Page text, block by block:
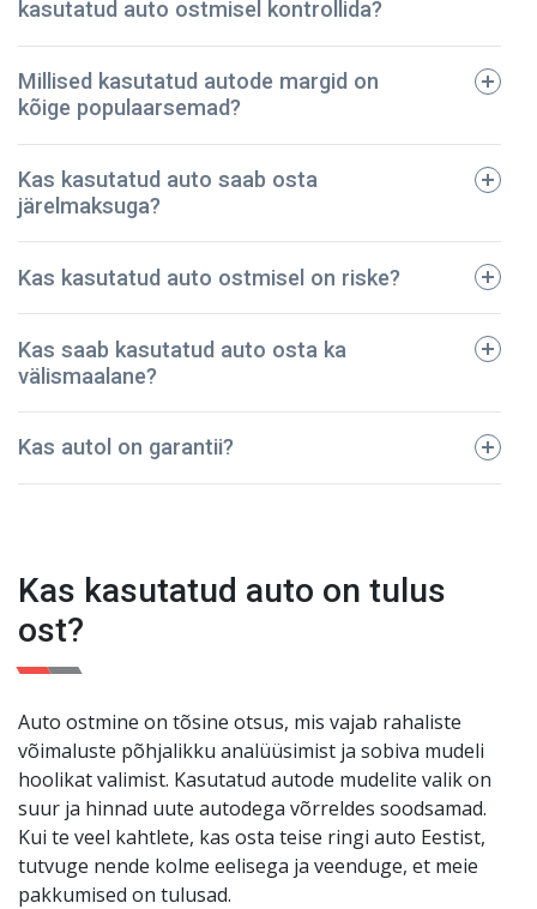
kasutatud auto ostmisel kontrollida?
tehniline pass;
registreerimistalong;
kindlustuspoliis;
sõidukimaksu korrektset tasumist kinnitavad
dokumendid.
Millised kasutatud autode margid on
kõige populaarsemad?
BMW
Audi
Mazda
Volkswagen
Kas kasutatud auto saab osta
järelmaksuga?
Kas kasutatud auto ostmisel on riske?
Meie ettevõte on pidanud vastu – oleme müünud
korras. Seega võite olla kindel, et teie auto on
turvaline ja kestab kaua.
Kas saab kasutatud auto osta ka
välismaalane?
Kas autol on garantii?
esikohal!
Kas kasutatud auto on tulus
ost?
Auto ostmine on tõsine otsus, mis vajab rahaliste
võimaluste põhjalikku analüüsimist ja sobiva mudeli
hoolikat valimist. Kasutatud autode mudelite valik on
suur ja hinnad uute autodega võrreldes soodsamad.
Kui te veel kahtlete, kas osta teise ringi auto Eestist,
tutvuge nende kolme eelisega ja veenduge, et meie
pakkumised on tulusad.